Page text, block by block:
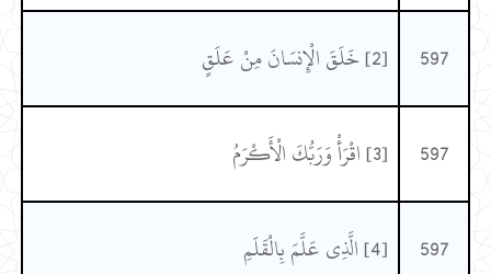
597 [2] خَلَقَ الْإِنسَانَ مِنْ عَلَقٍ
597 [3] اقْرَأْ وَرَبُّكَ الْأَكْرَمُ
597 [4] الَّذِي عَلَّمَ بِالْقَلَمِ